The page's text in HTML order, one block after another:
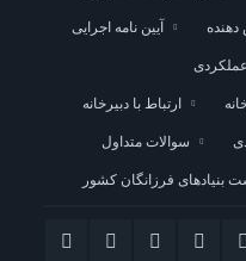
آیین نامه اجرایی
ارتباط با دبیرخانه
سوالات متداول
بنیادهای فرزانگان کشور